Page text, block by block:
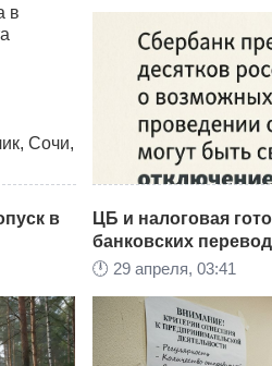
электронные
в
Сочи,
на
в
ЦБ и налоговая
банковских
🕛 29 апреля, 03:41